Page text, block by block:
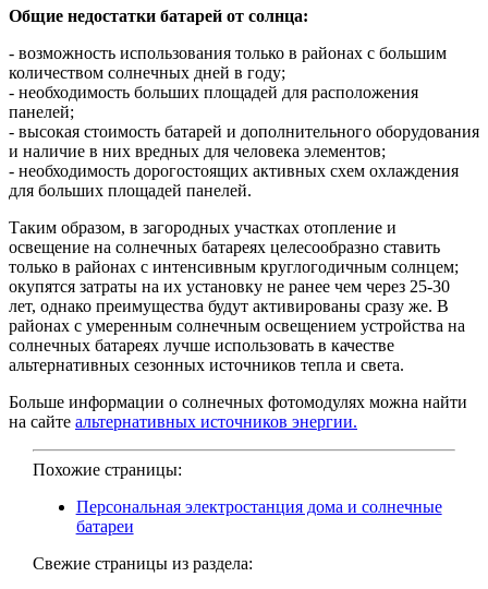
Общие недостатки батарей от солнца:
- возможность использования только в районах с большим
количеством солнечных дней в году;
- необходимость больших площадей для расположения
панелей;
- высокая стоимость батарей и дополнительного оборудования
и наличие в них вредных для человека элементов;
- необходимость дорогостоящих активных схем охлаждения
для больших площадей панелей.
Таким образом, в загородных участках отопление и
освещение на солнечных батареях целесообразно ставить
только в районах с интенсивным круглогодичным солнцем;
окупятся затраты на их установку не ранее чем через 25-30
лет, однако преимущества будут активированы сразу же. В
районах с умеренным солнечным освещением устройства на
солнечных батареях лучше использовать в качестве
альтернативных сезонных источников тепла и света.
Больше информации о солнечных фотомодулях можна найти
на сайте альтернативных источников энергии.
Похожие страницы:
Персональная электростанция дома и солнечные
батареи
Свежие страницы из раздела: